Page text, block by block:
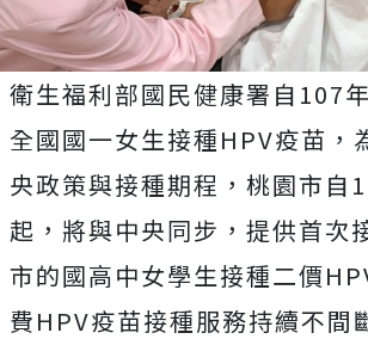
衛生福利部國民健康署自107
全國國一女生接種HPV疫苗，
央政策與接種期程，桃園市自
起，將與中央同步，提供首次
市的國高中女學生接種二價
費HPV疫苗接種服務持續不間